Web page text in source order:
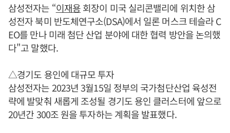
삼성전자는 “이재용회장이 미국 실리콘밸리에 위치한 삼
성전자 북미 반도체연구소(DSA)에서 일론 머스크 테슬라 C
EO를 만나 미래 첨단 산업 분야에 대한 협력 방안을 논의했
다"고 말했다.
△경기도 용인에 대규모 투자
삼성전자는 2023년 3월15일 정부의 국가첨단산업 육성전
략에 발맞춰 새롭게 조성될 경기도 용인 클러스터에 앞으로
20년간 300조 원을 투자하는 계획을 발표했다.